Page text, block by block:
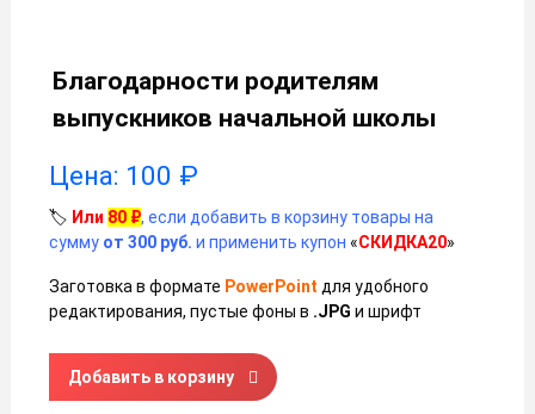
Благодарности родителям
выпускников начальной школы
Цена: 100 ₽
🏷️ Или 80 ₽, если добавить в корзину товары на
сумму от 300 руб. и применить купон «СКИДКА20»
Заготовка в формате PowerPoint для удобного
редактирования, пустые фоны в .JPG и шрифт
Количество товара Благодарности родителям
Добавить в корзину